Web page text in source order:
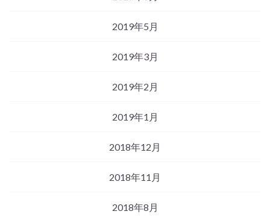
2019年5月
2019年3月
2019年2月
2019年1月
2018年12月
2018年11月
2018年8月